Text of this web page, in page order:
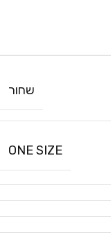
שחור
ONE SIZE